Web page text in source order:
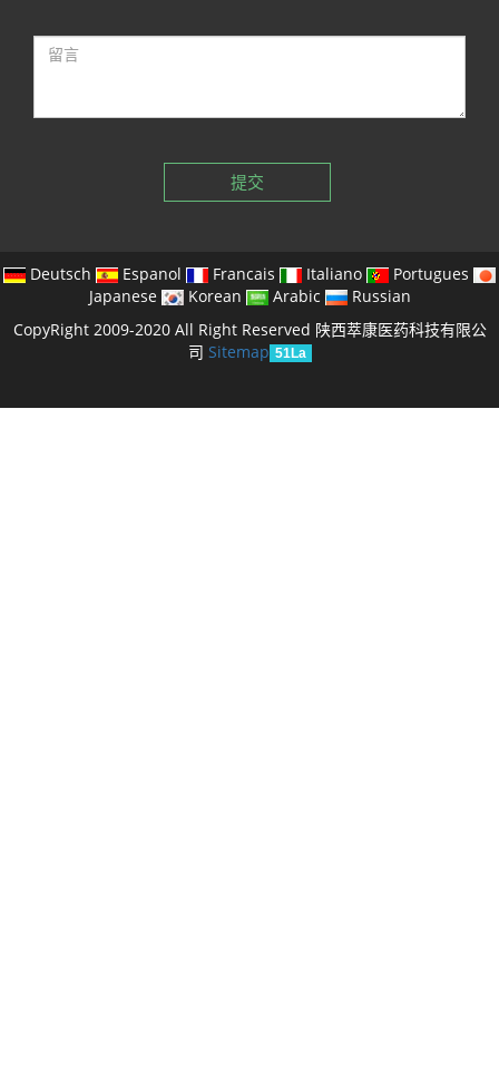
提交
Deutsch Espanol Francais Italiano
Portugues
Japanese
Korean Arabic
Russian
CopyRight 2009-2020 All Right Reserved 陕西萃康医药科技有限公
司 Sitemap 51La